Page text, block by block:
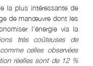
la plus intéressante de
de manœuvre dont les
l’énergie via la
très coûteuses de
celles observées
réelles sont de 12 %